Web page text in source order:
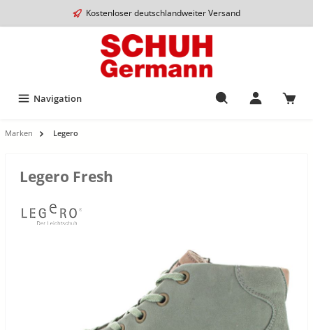
Kostenloser deutschlandweiter Versand
Navigation
Marken Legero
Legero Fresh